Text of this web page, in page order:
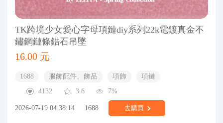
TK跨境少女愛心字母項鏈diy系列22k電鍍真金不
鏽鋼鏈條鋯石吊墜
16.00 元
1688 服飾配件、飾品 項飾
項鏈
4132
3.6 7%
2026-07-19 04:38:14 1688 去購買